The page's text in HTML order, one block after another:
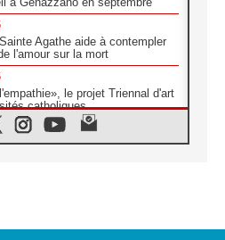
Agathe aide à contempler
l'amour sur la mort
le projet Triennal d'art
catholiques
donner la parole aux religieuses